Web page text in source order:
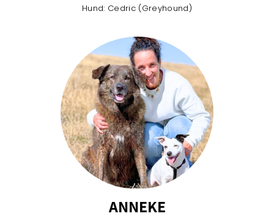
Hund: Cedric (Greyhound)
ANNEKE